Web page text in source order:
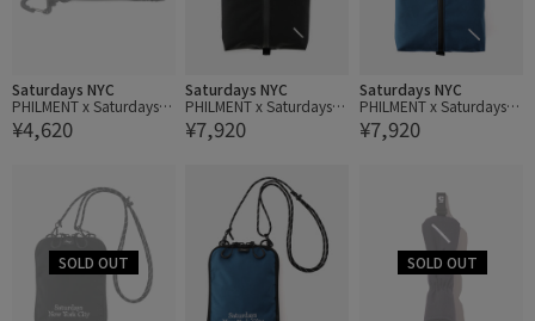
Saturdays NYC
PHILMENT x Saturdays G
olf Ball Case 2pcs
¥4,620
Saturdays NYC
PHILMENT x Saturdays C
art Tie Pouch
¥7,920
Saturdays NYC
PHILMENT x Saturdays C
art Tie Pouch
¥7,920